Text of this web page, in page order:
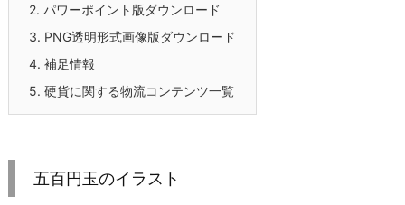
2. パワーポイント版ダウンロード
3. PNG透明形式画像版ダウンロード
4. 補足情報
5. 硬貨に関する物流コンテンツ一覧
五百円玉のイラスト